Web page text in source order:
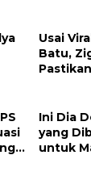
Usai
Batu,
Ini Dia
yang
untuk